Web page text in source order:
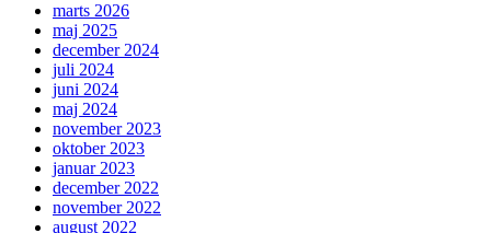
marts 2026
maj 2025
december 2024
juli 2024
juni 2024
maj 2024
november 2023
oktober 2023
januar 2023
december 2022
november 2022
august 2022